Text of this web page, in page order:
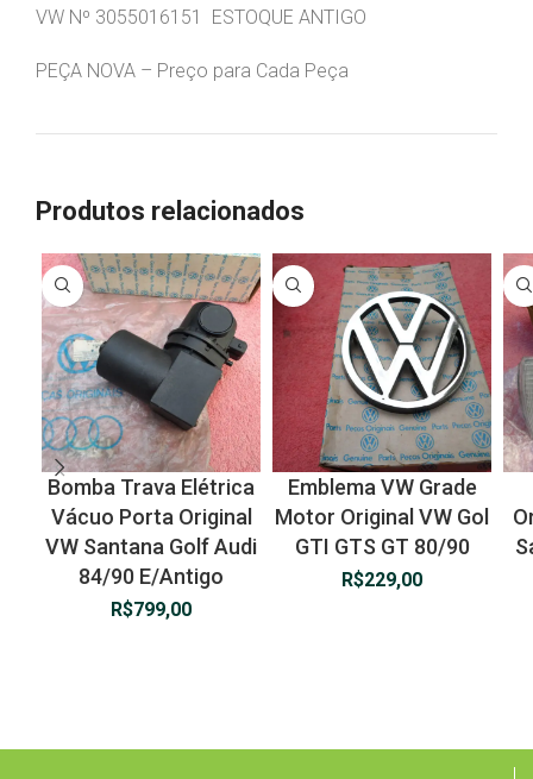
VW Nº 3055016151 ESTOQUE ANTIGO
PEÇA NOVA – Preço para Cada Peça
Produtos relacionados
Bomba Trava Elétrica
Vácuo Porta Original
VW Santana Golf Audi
84/90 E/Antigo
R$799,00
Emblema VW Grade
Motor Original VW Gol
GTI GTS GT 80/90
R$229,00